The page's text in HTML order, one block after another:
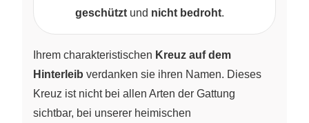
geschützt und nicht bedroht.
Ihrem charakteristischen Kreuz auf dem
Hinterleib verdanken sie ihren Namen. Dieses
Kreuz ist nicht bei allen Arten der Gattung
sichtbar, bei unserer heimischen